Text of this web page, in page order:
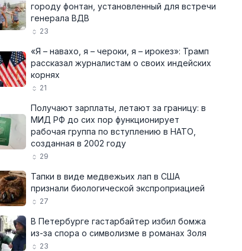
городу фонтан, установленный для встречи
генерала ВДВ
23
«Я – навахо, я – чероки, я – ирокез»: Трамп
рассказал журналистам о своих индейских
корнях
21
Получают зарплаты, летают за границу: в
МИД РФ до сих пор функционирует
рабочая группа по вступлению в НАТО,
созданная в 2002 году
29
Тапки в виде медвежьих лап в США
признали биологической экспроприацией
27
В Петербурге гастарбайтер избил бомжа
из-за спора о символизме в романах Золя
23